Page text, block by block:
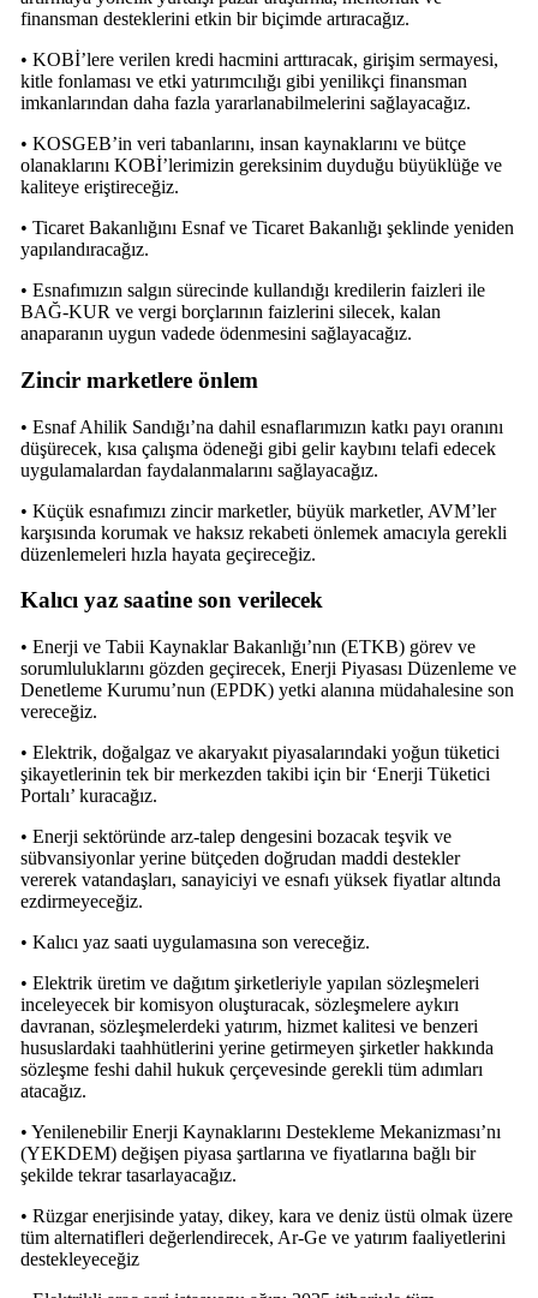
finansman desteklerini etkin bir biçimde artıracağız.
• KOBİ’lere verilen kredi hacmini arttıracak, girişim sermayesi,
kitle fonlaması ve etki yatırımcılığı gibi yenilikçi finansman
imkanlarından daha fazla yararlanabilmelerini sağlayacağız.
• KOSGEB’in veri tabanlarını, insan kaynaklarını ve bütçe
olanaklarını KOBİ’lerimizin gereksinim duyduğu büyüklüğe ve
kaliteye eriştireceğiz.
• Ticaret Bakanlığını Esnaf ve Ticaret Bakanlığı şeklinde yeniden
yapılandıracağız.
• Esnafımızın salgın sürecinde kullandığı kredilerin faizleri ile
BAĞ-KUR ve vergi borçlarının faizlerini silecek, kalan
anaparanın uygun vadede ödenmesini sağlayacağız.
Zincir marketlere önlem
• Esnaf Ahilik Sandığı’na dahil esnaflarımızın katkı payı oranını
düşürecek, kısa çalışma ödeneği gibi gelir kaybını telafi edecek
uygulamalardan faydalanmalarını sağlayacağız.
• Küçük esnafımızı zincir marketler, büyük marketler, AVM’ler
karşısında korumak ve haksız rekabeti önlemek amacıyla gerekli
düzenlemeleri hızla hayata geçireceğiz.
Kalıcı yaz saatine son verilecek
• Enerji ve Tabii Kaynaklar Bakanlığı’nın (ETKB) görev ve
sorumluluklarını gözden geçirecek, Enerji Piyasası Düzenleme ve
Denetleme Kurumu’nun (EPDK) yetki alanına müdahalesine son
vereceğiz.
• Elektrik, doğalgaz ve akaryakıt piyasalarındaki yoğun tüketici
şikayetlerinin tek bir merkezden takibi için bir ‘Enerji Tüketici
Portalı’ kuracağız.
• Enerji sektöründe arz-talep dengesini bozacak teşvik ve
sübvansiyonlar yerine bütçeden doğrudan maddi destekler
vererek vatandaşları, sanayiciyi ve esnafı yüksek fiyatlar altında
ezdirmeyeceğiz.
• Kalıcı yaz saati uygulamasına son vereceğiz.
• Elektrik üretim ve dağıtım şirketleriyle yapılan sözleşmeleri
inceleyecek bir komisyon oluşturacak, sözleşmelere aykırı
davranan, sözleşmelerdeki yatırım, hizmet kalitesi ve benzeri
hususlardaki taahhütlerini yerine getirmeyen şirketler hakkında
sözleşme feshi dahil hukuk çerçevesinde gerekli tüm adımları
atacağız.
• Yenilenebilir Enerji Kaynaklarını Destekleme Mekanizması’nı
(YEKDEM) değişen piyasa şartlarına ve fiyatlarına bağlı bir
şekilde tekrar tasarlayacağız.
• Rüzgar enerjisinde yatay, dikey, kara ve deniz üstü olmak üzere
tüm alternatifleri değerlendirecek, Ar-Ge ve yatırım faaliyetlerini
destekleyeceğiz